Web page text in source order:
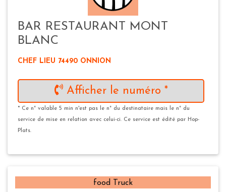
BAR RESTAURANT MONT
BLANC
CHEF LIEU 74490 ONNION
Afficher le numéro *
* Ce n° valable 5 min n'est pas le n° du destinataire mais le n° du
service de mise en relation avec celui-ci. Ce service est édité par Hop-
Plats.
food Truck